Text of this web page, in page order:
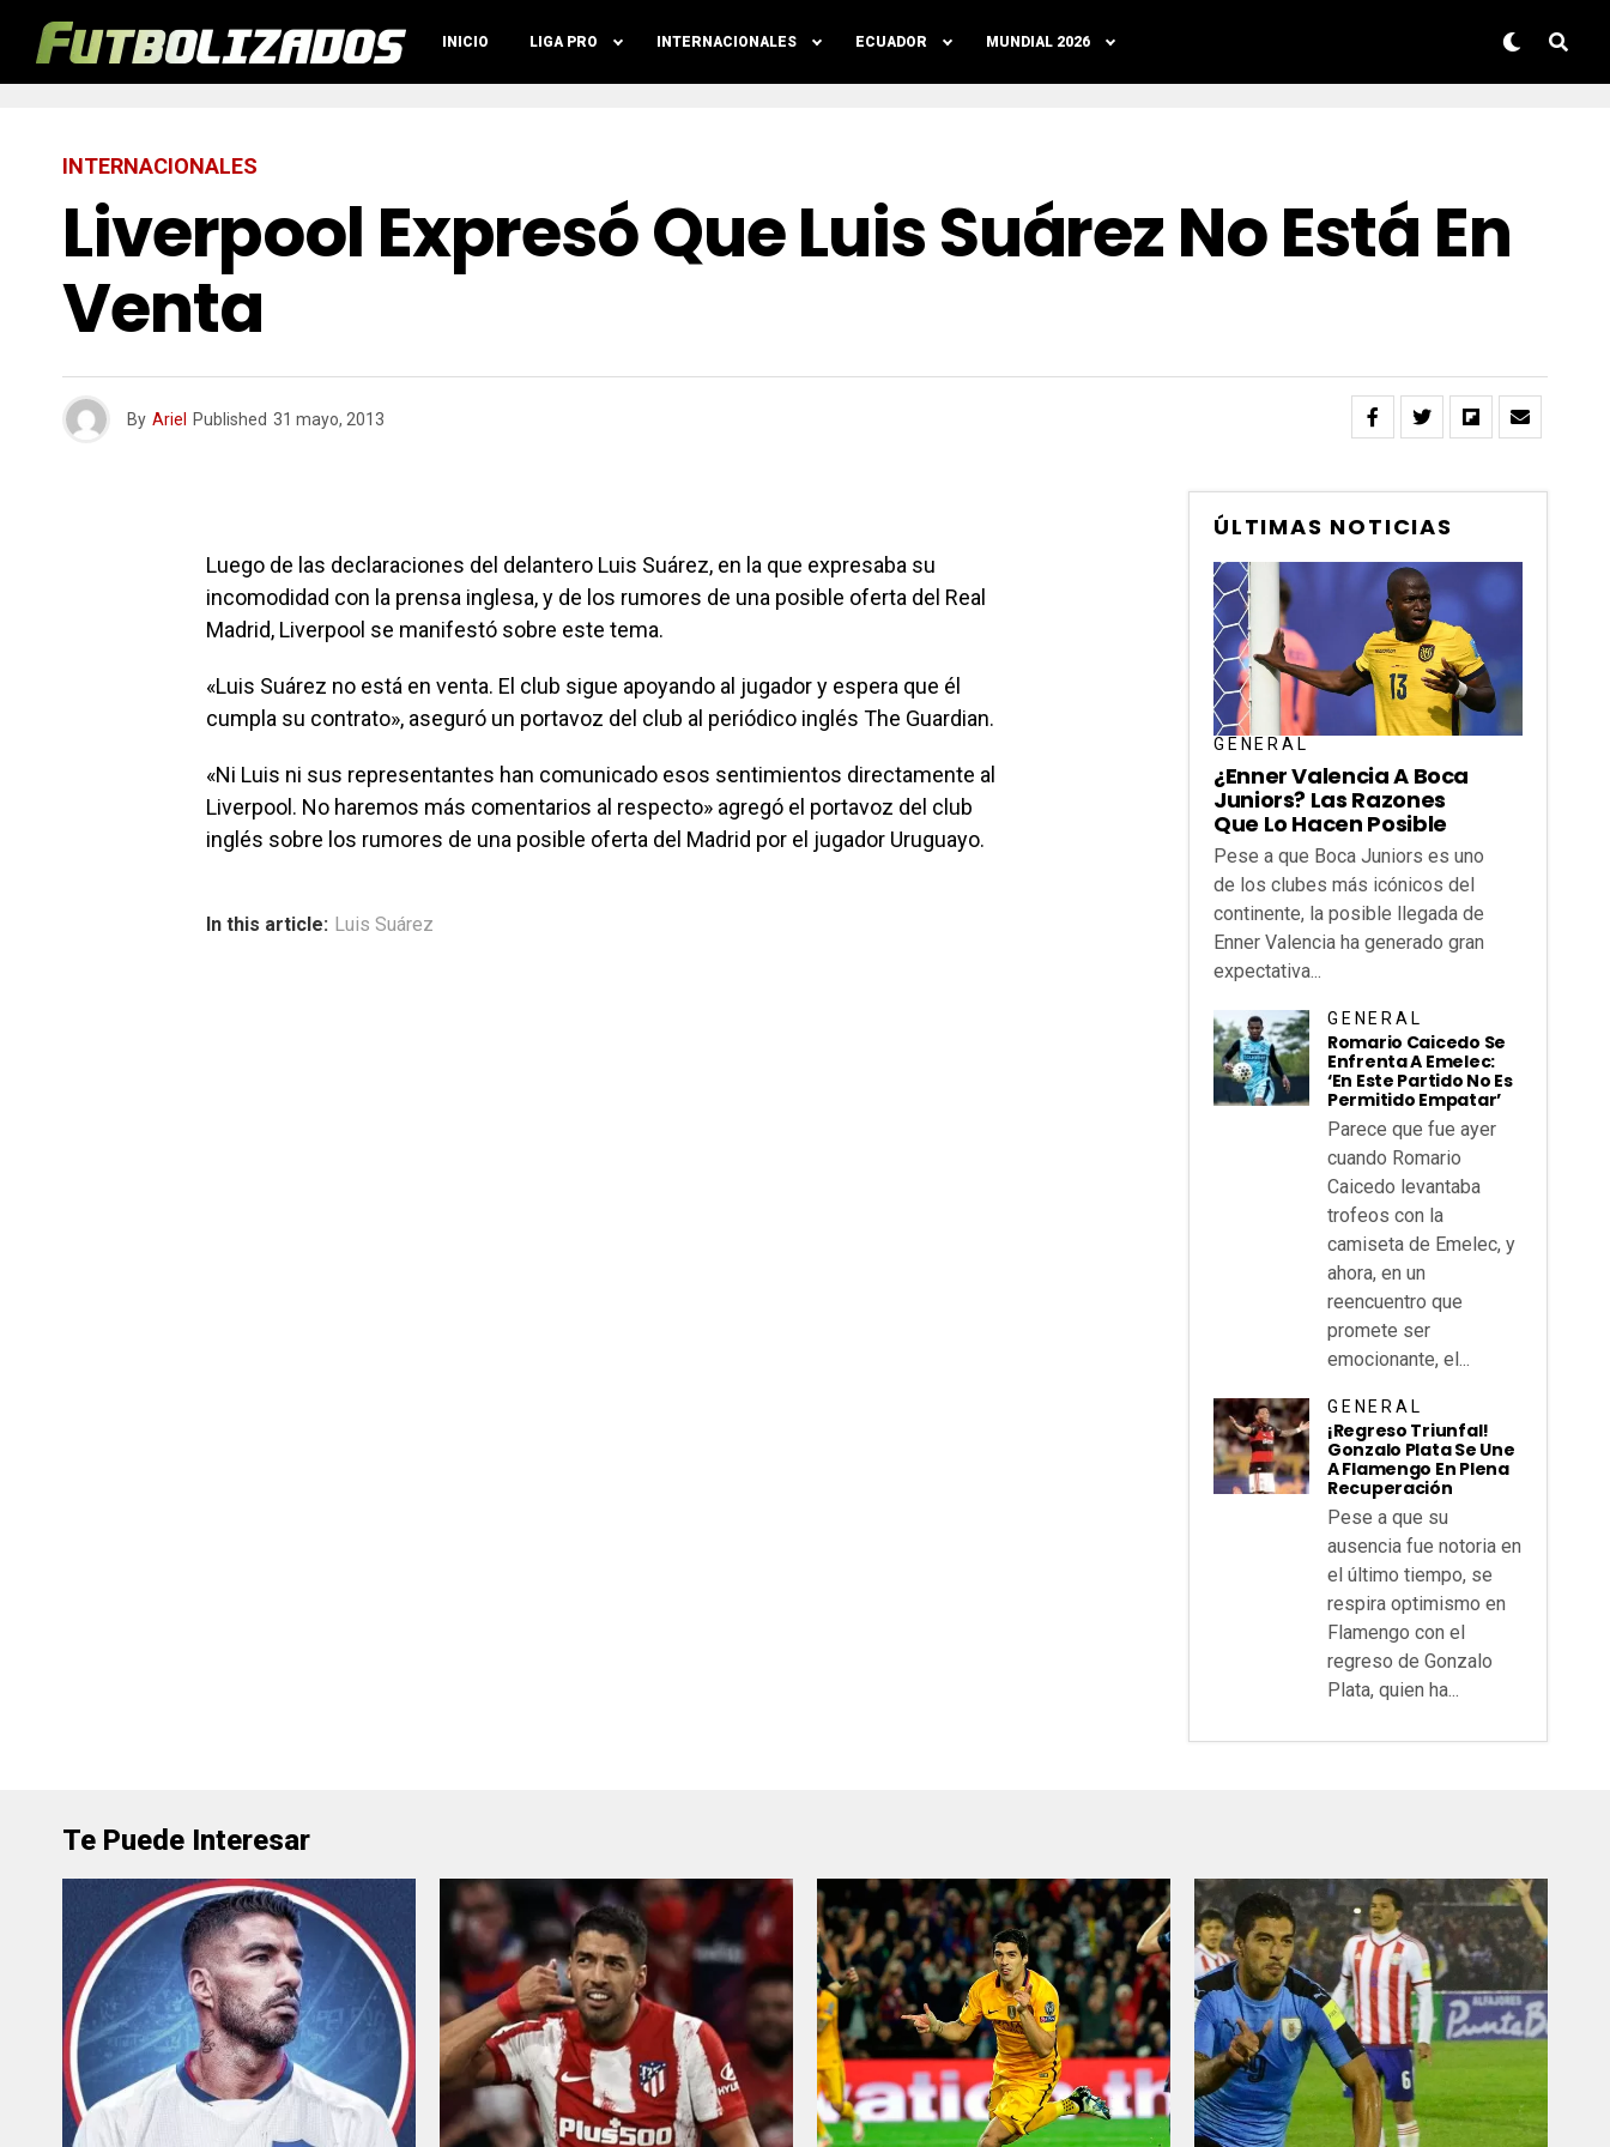
INICIO LIGA PRO INTERNACIONALES ECUADOR MUNDIAL 2026
INTERNACIONALES
Liverpool Expresó Que Luis Suárez No Está En
Venta
By Ariel Published 31 mayo, 2013
Luego de las declaraciones del delantero Luis Suárez, en la que expresaba su
incomodidad con la prensa inglesa, y de los rumores de una posible oferta del Real
Madrid, Liverpool se manifestó sobre este tema.
«Luis Suárez no está en venta. El club sigue apoyando al jugador y espera que él
cumpla su contrato», aseguró un portavoz del club al periódico inglés The Guardian.
«Ni Luis ni sus representantes han comunicado esos sentimientos directamente al
Liverpool. No haremos más comentarios al respecto» agregó el portavoz del club
inglés sobre los rumores de una posible oferta del Madrid por el jugador Uruguayo.
In this article: Luis Suárez
ÚLTIMAS NOTICIAS
GENERAL
¿Enner Valencia A Boca
Juniors? Las Razones
Que Lo Hacen Posible
Pese a que Boca Juniors es uno
de los clubes más icónicos del
continente, la posible llegada de
Enner Valencia ha generado gran
expectativa...
GENERAL
Romario Caicedo Se
Enfrenta A Emelec:
‘En Este Partido No Es
Permitido Empatar’
Parece que fue ayer
cuando Romario
Caicedo levantaba
trofeos con la
camiseta de Emelec, y
ahora, en un
reencuentro que
promete ser
emocionante, el...
GENERAL
¡Regreso Triunfal!
Gonzalo Plata Se Une
A Flamengo En Plena
Recuperación
Pese a que su
ausencia fue notoria en
el último tiempo, se
respira optimismo en
Flamengo con el
regreso de Gonzalo
Plata, quien ha...
Te Puede Interesar